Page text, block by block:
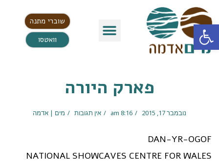
פתח סרגל נגישות
שוברי מתנה
וואטסו
פארק היורה
נובמבר 17, 2015 8:16 am אין תגובות מים | אדמה
DAN-YR-OGOF
NATIONAL SHOWCAVES CENTRE FOR WALES